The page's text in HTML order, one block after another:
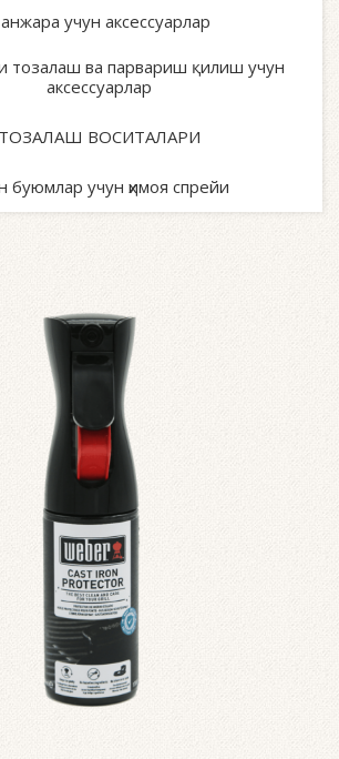
учун аксессуарлар
тозалаш ва парвариш қилиш учун
аксессуарлар
ТОЗАЛАШ ВОСИТАЛАРИ
буюмлар учун ҳимоя спрейи